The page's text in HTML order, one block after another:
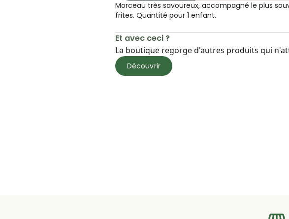
Morceau très savoureux, accompagné le plus
frites. Quantité pour 1 enfant.
Et avec ceci ?
La boutique regorge d'autres produits qui
Découvrir